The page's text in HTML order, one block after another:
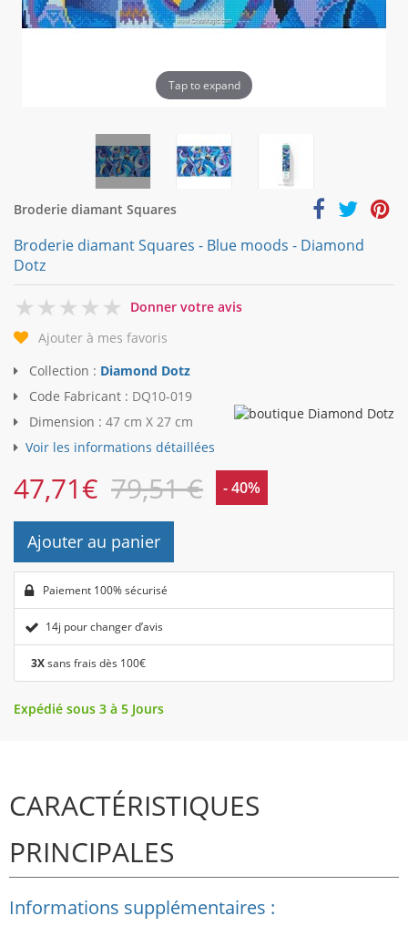
Tap to expand
Broderie diamant Squares
Broderie diamant Squares - Blue moods - Diamond
Dotz
0
Donner votre avis
Ajouter à mes favoris
Collection : Diamond Dotz
Code Fabricant : DQ10-019
Dimension : 47 cm X 27 cm
Voir les informations détaillées
47,71€ 79,51 € - 40%
Ajouter au panier
Paiement 100% sécurisé
14j pour changer d’avis
3Xsans frais dès 100€
Expédié sous 3 à 5 Jours
CARACTÉRISTIQUES
PRINCIPALES
Informations supplémentaires :